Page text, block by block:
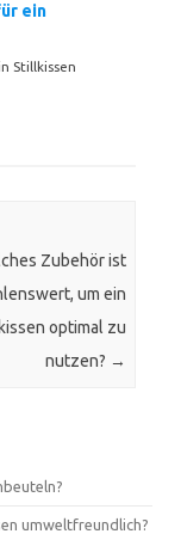
ein
Stillkissen
Zubehör ist
um ein
optimal zu
nutzen? →
umweltfreundlich?